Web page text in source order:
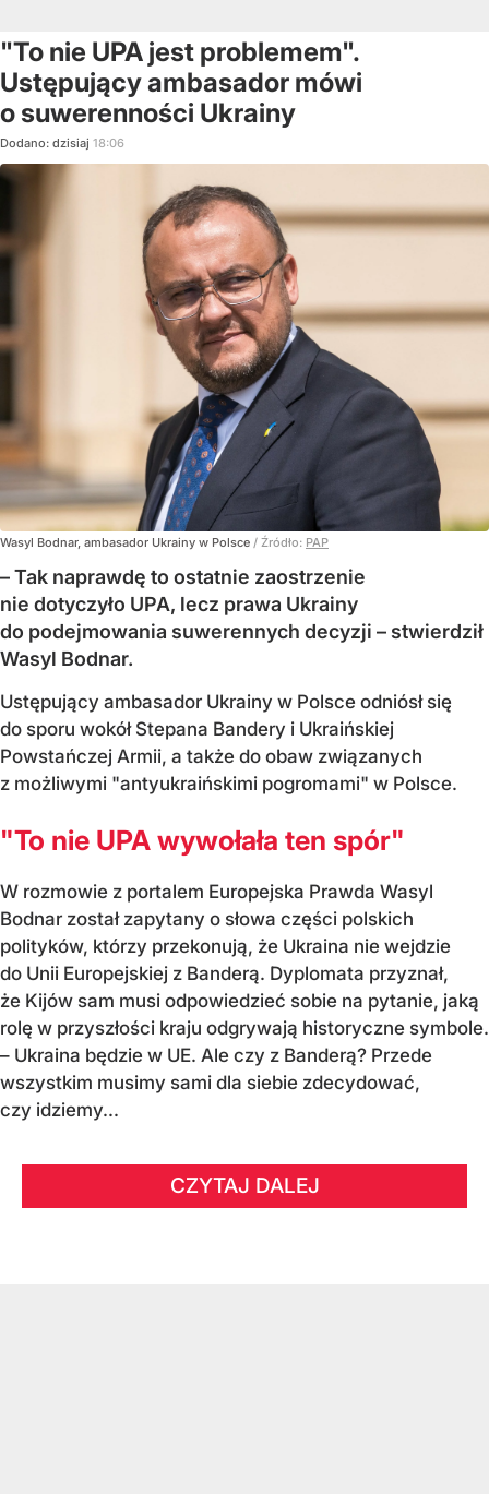
"To nie UPA jest problemem".
Ustępujący ambasador mówi
o suwerenności Ukrainy
Dodano: dzisiaj 18:06
Wasyl Bodnar, ambasador Ukrainy w Polsce / Źródło: PAP
– Tak naprawdę to ostatnie zaostrzenie
nie dotyczyło UPA, lecz prawa Ukrainy
do podejmowania suwerennych decyzji – stwierdził
Wasyl Bodnar.
Ustępujący ambasador Ukrainy w Polsce odniósł się
do sporu wokół Stepana Bandery i Ukraińskiej
Powstańczej Armii, a także do obaw związanych
z możliwymi "antyukraińskimi pogromami" w Polsce.
"To nie UPA wywołała ten spór"
W rozmowie z portalem Europejska Prawda Wasyl
Bodnar został zapytany o słowa części polskich
polityków, którzy przekonują, że Ukraina nie wejdzie
do Unii Europejskiej z Banderą. Dyplomata przyznał,
że Kijów sam musi odpowiedzieć sobie na pytanie, jaką
rolę w przyszłości kraju odgrywają historyczne symbole.
– Ukraina będzie w UE. Ale czy z Banderą? Przede
wszystkim musimy sami dla siebie zdecydować,
czy idziemy...
CZYTAJ DALEJ